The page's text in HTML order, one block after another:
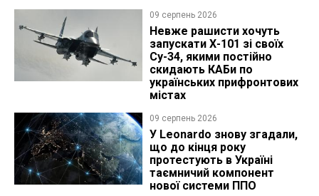
09 серпень 2026
Невже рашисти хочуть
запускати Х-101 зі своїх
Су-34, якими постійно
скидають КАБи по
українських прифронтових
містах
09 серпень 2026
У Leonardo знову згадали,
що до кінця року
протестують в Україні
таємничий компонент
нової системи ППО